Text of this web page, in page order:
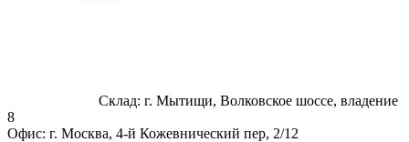
Склад: г. Мытищи, Волковское шоссе, владение
8
Офис: г. Москва, 4-й Кожевнический пер, 2/12